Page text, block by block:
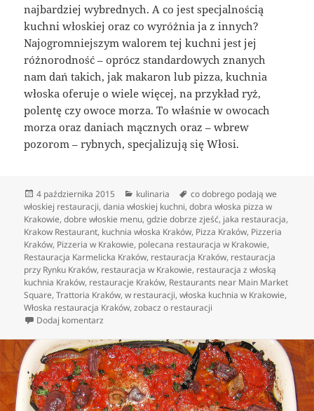
najbardziej wybrednych. A co jest specjalnością
kuchni włoskiej oraz co wyróżnia ja z innych?
Najogromniejszym walorem tej kuchni jest jej
różnorodność – oprócz standardowych znanych
nam dań takich, jak makaron lub pizza, kuchnia
włoska oferuje o wiele więcej, na przykład ryż,
polentę czy owoce morza. To właśnie w owocach
morza oraz daniach mącznych oraz – wbrew
pozorom – rybnych, specjalizują się Włosi.
Data
publikacji
4 października 2015 Kategorie
kulinaria Tagi
co dobrego podają we
włoskiej restauracji,dania włoskiej kuchni,dobra włoska pizza w
Krakowie,dobre włoskie menu,gdzie dobrze zjeść, jaka restauracja,
Krakow Restaurant, kuchnia włoska Kraków, Pizza Kraków, Pizzeria
Kraków, Pizzeria w Krakowie, polecana restauracja w Krakowie,
Restauracja Karmelicka Kraków, restauracja Kraków, restauracja
przy Rynku Kraków, restauracja w Krakowie, restauracja z włoską
kuchnia Kraków, restauracje Kraków, Restaurants near Main Market
Square,Trattoria Kraków,w restauracji,włoska kuchnia w Krakowie,
Włoska restauracja Kraków,zobacz o restauracji
Dodaj komentarz